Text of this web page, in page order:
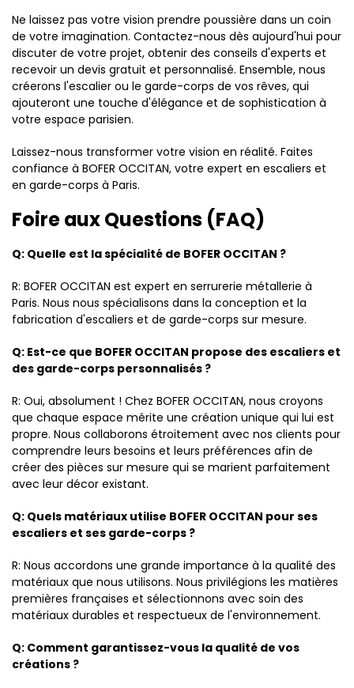
Ne laissez pas votre vision prendre poussière dans un coin
de votre imagination. Contactez-nous dès aujourd'hui pour
discuter de votre projet, obtenir des conseils d'experts et
recevoir un devis gratuit et personnalisé. Ensemble, nous
créerons l'escalier ou le garde-corps de vos rêves, qui
ajouteront une touche d'élégance et de sophistication à
votre espace parisien.
Laissez-nous transformer votre vision en réalité. Faites
confiance à BOFER OCCITAN, votre expert en escaliers et
en garde-corps à Paris.
Foire aux Questions (FAQ)
Q: Quelle est la spécialité de BOFER OCCITAN ?
R: BOFER OCCITAN est expert en serrurerie métallerie à
Paris. Nous nous spécialisons dans la conception et la
fabrication d'escaliers et de garde-corps sur mesure.
Q: Est-ce que BOFER OCCITAN propose des escaliers et
des garde-corps personnalisés ?
R: Oui, absolument ! Chez BOFER OCCITAN, nous croyons
que chaque espace mérite une création unique qui lui est
propre. Nous collaborons étroitement avec nos clients pour
comprendre leurs besoins et leurs préférences afin de
créer des pièces sur mesure qui se marient parfaitement
avec leur décor existant.
Q: Quels matériaux utilise BOFER OCCITAN pour ses
escaliers et ses garde-corps ?
R: Nous accordons une grande importance à la qualité des
matériaux que nous utilisons. Nous privilégions les matières
premières françaises et sélectionnons avec soin des
matériaux durables et respectueux de l'environnement.
Q: Comment garantissez-vous la qualité de vos
créations ?